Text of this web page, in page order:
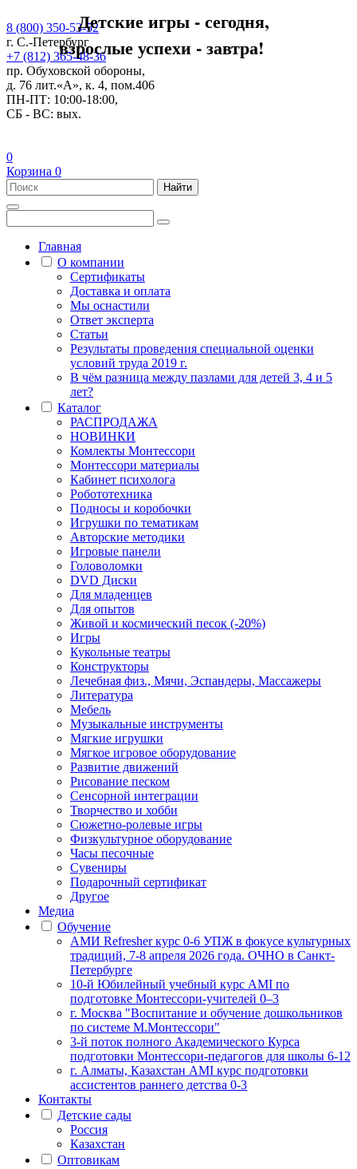
8 (800) 350-53-52
г. С.-Петербург
+7 (812) 365-48-36
пр. Обуховской обороны,
д. 76 лит.«А», к. 4, пом.406
ПН-ПТ: 10:00-18:00,
СБ - ВС: вых.
Детские игры - сегодня,
взрослые успехи - завтра!
0
Корзина 0
Найти
Главная
О компании
Сертификаты
Доставка и оплата
Мы оснастили
Ответ эксперта
Статьи
Результаты проведения специальной оценки
условий труда 2019 г.
В чём разница между пазлами для детей 3, 4 и 5
лет?
Каталог
РАСПРОДАЖА
НОВИНКИ
Комлекты Монтессори
Монтессори материалы
Кабинет психолога
Робототехника
Подносы и коробочки
Игрушки по тематикам
Авторские методики
Игровые панели
Головоломки
DVD Диски
Для младенцев
Для опытов
Живой и космический песок (-20%)
Игры
Кукольные театры
Конструкторы
Лечебная физ., Мячи, Эспандеры, Массажеры
Литература
Мебель
Музыкальные инструменты
Мягкие игрушки
Мягкое игровое оборудование
Развитие движений
Рисование песком
Сенсорной интеграции
Творчество и хобби
Сюжетно-ролевые игры
Физкультурное оборудование
Часы песочные
Сувениры
Подарочный сертификат
Другое
Медиа
Обучение
АМИ Refresher курс 0-6 УПЖ в фокусе культурных
традиций, 7-8 апреля 2026 года. ОЧНО в Санкт-
Петербурге
10-й Юбилейный учебный курс AMI по
подготовке Монтессори-учителей 0–3
г. Москва "Воспитание и обучение дошкольников
по системе М.Монтессори"
3-й поток полного Академического Курса
подготовки Монтессори-педагогов для школы 6-12
г. Алматы, Казахстан AMI курс подготовки
ассистентов раннего детства 0-3
Контакты
Детские сады
Россия
Казахстан
Оптовикам